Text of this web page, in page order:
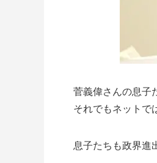
菅義偉さんの息子
それでもネットで
息子たちも政界進